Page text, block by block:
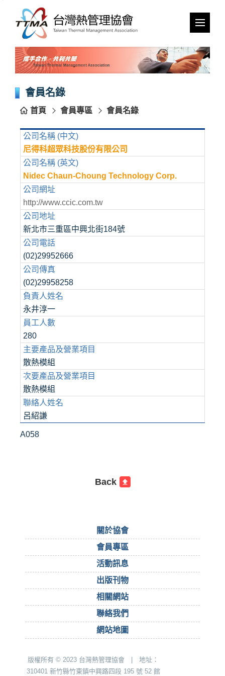
跳
會員名錄
首頁 會員專區 會員名錄
公司名稱 (中文)
尼得科超眾科技股份有限公司
公司名稱 (英文)
Nidec Chaun-Choung Technology Corp.
公司網址
http://www.ccic.com.tw
公司地址
新北市三重區中興北街184號
公司電話
(02)29952666
公司傳真
(02)29958258
負責人姓名
永井淳一
員工人數
280
主要產品及營業項目
散熱模組
次要產品及營業項目
散熱模組
聯絡人姓名
呂紹謙
A058
Back
關於協會
會員專區
活動訊息
出版刊物
相關網站
聯絡我們
網站地圖
版權所有 © 2023 台灣熱管理協會 | 地址：
310401 新竹縣竹東鎮中興路四段 195 號 52 館